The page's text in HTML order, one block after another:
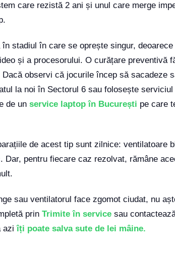
care rezistă 2 ani și unul care merge
stadiul în care se oprește singur,
și a procesorului. O curățare preventivă
observi că jocurile încep să sacadeze
la noi în Sectorul 6 sau folosește
de un service laptop în București pe care
de acest tip sunt zilnice: ventilatoare
Dar, pentru fiecare caz rezolvat, rămâne
sau ventilatorul face zgomot ciudat, nu
prin Trimite în service sau
aziîți poate salva sute de lei mâine.